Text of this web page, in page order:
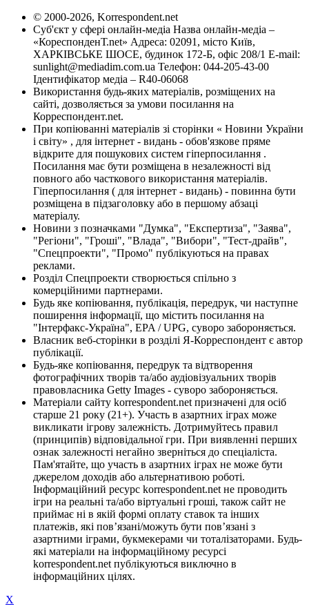
© 2000-2026, Korrespondent.net
Суб'єкт у сфері онлайн-медіа Назва онлайн-медіа –
«КореспонденТ.net» Адреса: 02091, місто Київ,
ХАРКІВСЬКЕ ШОСЕ, будинок 172-Б, офіс 208/1 E-mail:
sunlight@mediadim.com.ua Телефон: 044-205-43-00
Ідентифікатор медіа – R40-06068
Використання будь-яких матеріалів, розміщених на
сайті, дозволяється за умови посилання на
Корреспондент.net.
При копіюванні матеріалів зі сторінки « Новини України
і світу» , для інтернет - видань - обов'язкове пряме
відкрите для пошукових систем гіперпосилання .
Посилання має бути розміщена в незалежності від
повного або часткового використання матеріалів.
Гіперпосилання ( для інтернет - видань) - повинна бути
розміщена в підзаголовку або в першому абзаці
матеріалу.
Новини з позначками "Думка", "Експертиза", "Заява",
"Регіони", "Гроші", "Влада", "Вибори", "Тест-драйв",
"Спецпроекти", "Промо" публікуються на правах
реклами.
Розділ Спецпроекти створюється спільно з
комерційними партнерами.
Будь яке копіювання, публікація, передрук, чи наступне
поширення інформації, що містить посилання на
"Інтерфакс-Україна", EPA / UPG, суворо забороняється.
Власник веб-сторінки в розділі Я-Корреспондент є автор
публікації.
Будь-яке копіювання, передрук та відтворення
фотографічних творів та/або аудіовізуальних творів
правовласника Getty Images - суворо забороняється.
Матеріали сайту korrespondent.net призначені для осіб
старше 21 року (21+). Участь в азартних іграх може
викликати ігрову залежність. Дотримуйтесь правил
(принципів) відповідальної гри. При виявленні перших
ознак залежності негайно зверніться до спеціаліста.
Пам'ятайте, що участь в азартних іграх не може бути
джерелом доходів або альтернативою роботі.
Інформаційний ресурс korrespondent.net не проводить
ігри на реальні та/або віртуальні гроші, також сайт не
приймає ні в якій формі оплату ставок та інших
платежів, які пов’язані/можуть бути пов’язані з
азартними іграми, букмекерами чи тоталізаторами. Будь-
які матеріали на інформаційному ресурсі
korrespondent.net публікуються виключно в
інформаційних цілях.
X